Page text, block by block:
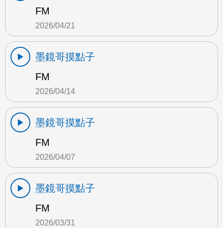
FM
2026/04/21
墨鏡哥摸點子
FM
2026/04/14
墨鏡哥摸點子
FM
2026/04/07
墨鏡哥摸點子
FM
2026/03/31